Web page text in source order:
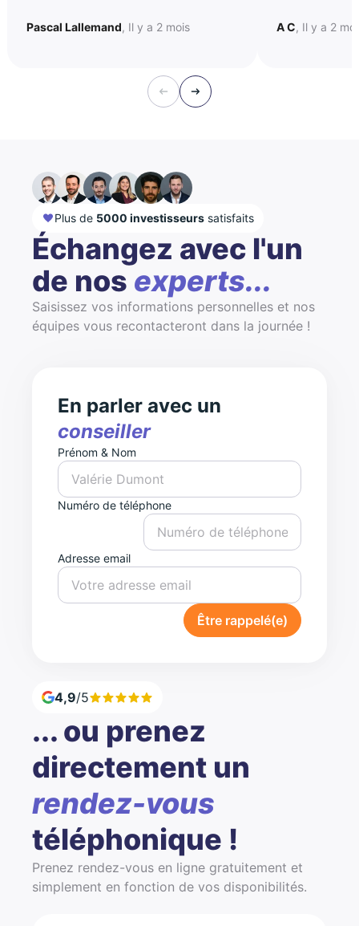
Pascal Lallemand, Il y a 2 mois A C, Il y a 2
Plus de 5000 investisseurs satisfaits
Échangez avec l'un
de nos experts...
Saisissez vos informations personnelles et nos
équipes vous recontacteront dans la journée !
En parler avec un
conseiller
Prénom & Nom
Numéro de téléphone
Adresse email
Être rappelé(e)
4,9/5
... ou prenez
directement un
rendez-vous
téléphonique !
Prenez rendez-vous en ligne gratuitement et
simplement en fonction de vos disponibilités.